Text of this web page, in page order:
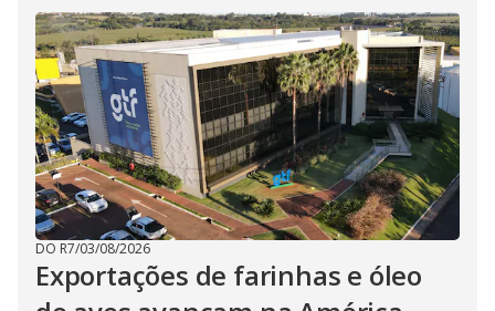
DO R7/03/08/2026
Exportações de farinhas e óleo